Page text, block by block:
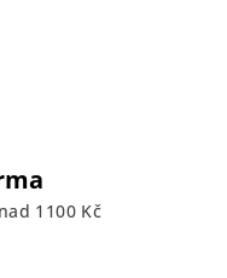
1100 Kč